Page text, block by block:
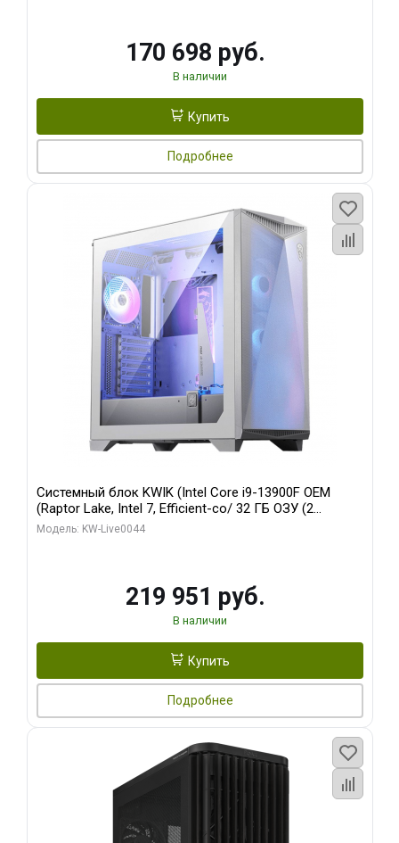
170 698 руб.
В наличии
Купить
Подробнее
Системный блок KWIK (Intel Core i9-13900F OEM
(Raptor Lake, Intel 7, Efficient-co/ 32 ГБ ОЗУ (2
модуля)/ Gigabyte RTX5070Ti AERO OC 16GB GDDR7
Модель: KW-Live0044
219 951 руб.
В наличии
Купить
Подробнее